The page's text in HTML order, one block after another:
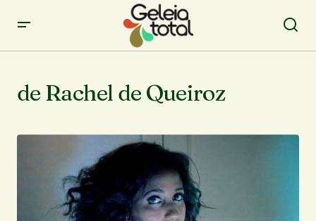
de Rachel de Queiroz